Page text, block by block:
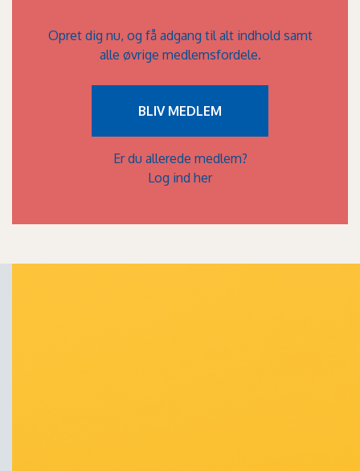
Opret dig nu, og få adgang til alt indhold samt
alle øvrige medlemsfordele.
BLIV MEDLEM
Er du allerede medlem?
Log ind her